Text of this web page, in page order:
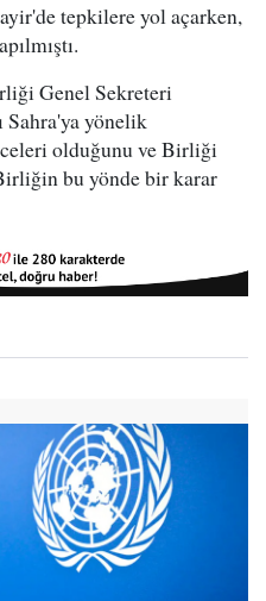
tepkilere yol açarken,
Genel Sekreteri
Sahra'ya yönelik
olduğunu ve Birliği
bu yönde bir karar